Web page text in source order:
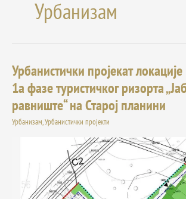
Урбанизам
Урбанистички пројекат
1а фазе туристичког ризорта
равниште“ на Старој планини
Урбанизам,Урбанистички пројекти
Урбанистички
пројекат
локације
18
у
туристичког
ризорта
„Јабучко